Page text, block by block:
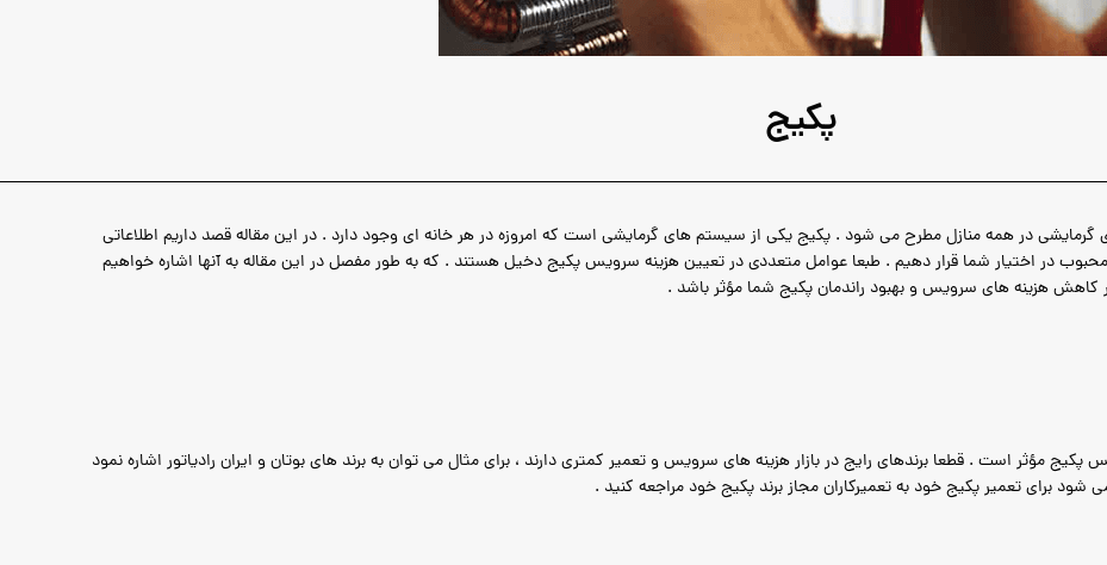
پکیج
در همه منازل مطرح می شود . پکیج یکی از سیستم های گرمایشی است که امروزه در هر خانه ای وجود دارد . در این مقاله قصد داریم اطلاعاتی
در اختیار شما قرار دهیم . طبعا عوامل متعددی در تعیین هزینه سرویس پکیج دخیل هستند . که به طور مفصل در این مقاله به آنها اشاره خواهیم
هزینه های سرویس و بهبود راندمان پکیج شما مؤثر باشد .
مؤثر است . قطعا برندهای رایج در بازار هزینه های سرویس و تعمیر کمتری دارند ، برای مثال می توان به برند های بوتان و ایران رادیاتور اشاره نمود
برای تعمیر پکیج خود به تعمیرکاران مجاز برند پکیج خود مراجعه کنید .